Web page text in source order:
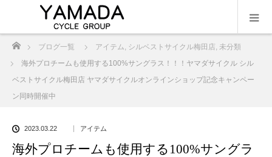
ブログ一覧 アイテム, シルベストサイクル梅田店, 未分類
海外プロチームも使用する100%サングラス！！！ヤマダサイクル シル
ベストサイクル梅田店 ヤマダサイクルオンラインショップ記念キャンペー
ン同時開催中
2023.03.22 アイテム
海外プロチームも使用する100%サングラ